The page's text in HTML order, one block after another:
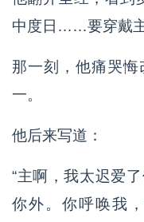
中度日……要穿戴
那一刻，他痛哭悔
一。
他后来写道：
“主啊，我太迟爱
你外。你呼唤我